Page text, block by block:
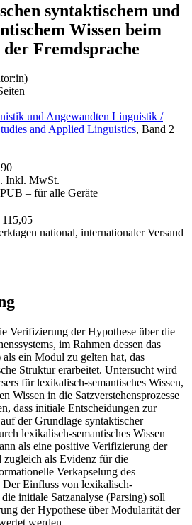
syntaktischem und
Wissen beim
der Fremdsprache
und Angewandten Linguistik /
and Applied Linguistics, Band 2
Inkl. MwSt.
– für alle Geräte
national, internationaler Versand
Verifizierung der Hypothese über die
im Rahmen dessen das
als ein Modul zu gelten hat, das
Struktur erarbeitet. Untersucht wird
für lexikalisch-semantisches Wissen,
Wissen in die Satzverstehensprozesse
dass initiale Entscheidungen zur
der Grundlage syntaktischer
lexikalisch-semantisches Wissen
als eine positive Verifizierung der
zugleich als Evidenz für die
Verkapselung des
Der Einfluss von lexikalisch-
initiale Satzanalyse (Parsing) soll
der Hypothese über Modularität der